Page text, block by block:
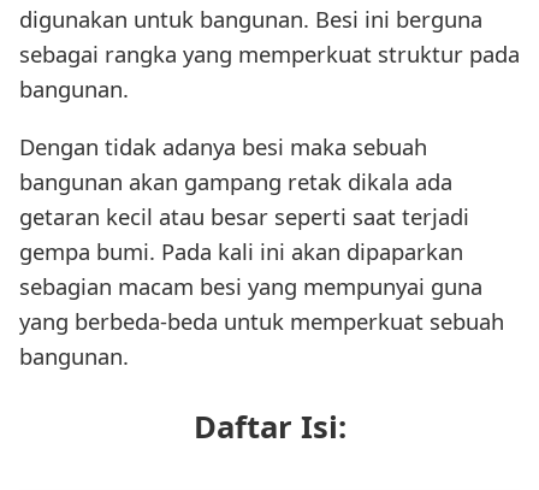
digunakan untuk bangunan. Besi ini berguna
sebagai rangka yang memperkuat struktur pada
bangunan.
Dengan tidak adanya besi maka sebuah
bangunan akan gampang retak dikala ada
getaran kecil atau besar seperti saat terjadi
gempa bumi. Pada kali ini akan dipaparkan
sebagian macam besi yang mempunyai guna
yang berbeda-beda untuk memperkuat sebuah
bangunan.
Daftar Isi: